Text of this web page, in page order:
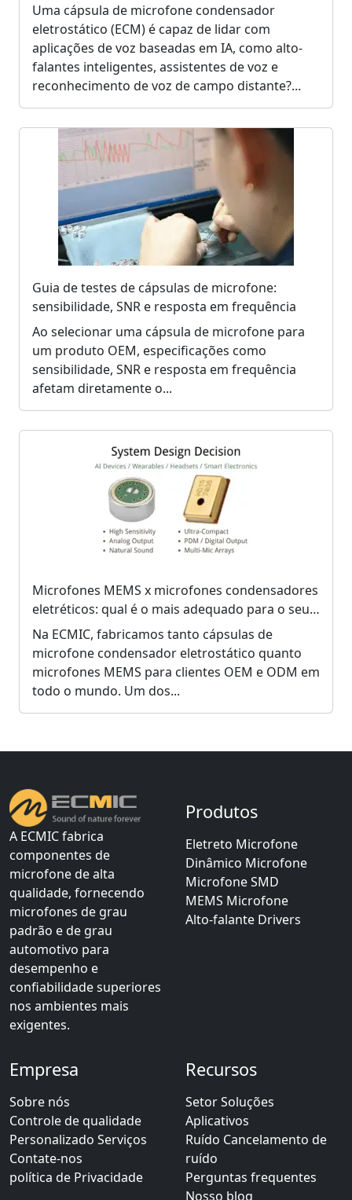
Uma cápsula de microfone condensador
eletrostático (ECM) é capaz de lidar com
aplicações de voz baseadas em IA, como alto-
falantes inteligentes, assistentes de voz e
reconhecimento de voz de campo distante?...
Guia de testes de cápsulas de microfone:
sensibilidade, SNR e resposta em frequência
Ao selecionar uma cápsula de microfone para
um produto OEM, especificações como
sensibilidade, SNR e resposta em frequência
afetam diretamente o...
Microfones MEMS x microfones condensadores
eletréticos: qual é o mais adequado para o seu
produto?
Na ECMIC, fabricamos tanto cápsulas de
microfone condensador eletrostático quanto
microfones MEMS para clientes OEM e ODM em
todo o mundo. Um dos...
A ECMIC fabrica
componentes de
microfone de alta
qualidade, fornecendo
microfones de grau
padrão e de grau
automotivo para
desempenho e
confiabilidade superiores
nos ambientes mais
exigentes.
Produtos
Eletreto Microfone
Dinâmico Microfone
Microfone SMD
MEMS Microfone
Alto-falante Drivers
Empresa
Sobre nós
Controle de qualidade
Personalizado Serviços
Contate-nos
política de Privacidade
Recursos
Setor Soluções
Aplicativos
Ruído Cancelamento de
ruído
Perguntas frequentes
Nosso blog